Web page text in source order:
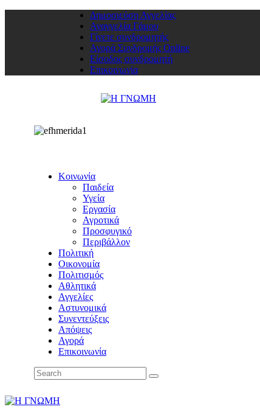
Δημοσιεύση Αγγελίας
Αναγγελία Γάμου
Γίνετε συνδρομητής
Αγορά Συνδρομής Online
Είσοδος συνδρομητή
Επικοινωνία
Κοινωνία
Παιδεία
Υγεία
Εργασία
Αγροτικά
Προσφυγικό
Περιβάλλον
Πολιτική
Οικονομία
Πολιτισμός
Αθλητικά
Αγγελίες
Αστυνομικά
Συνεντεύξεις
Απόψεις
Αγορά
Επικοινωνία